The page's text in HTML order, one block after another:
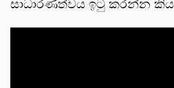
සාධාරණත්වය ඉටු කරන්න